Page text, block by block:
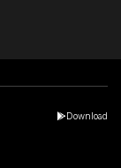
Download